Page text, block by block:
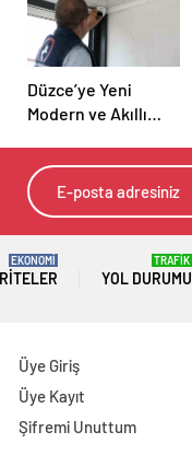
Düzce’ye Yeni
Modern ve Akıllı
EKONOMİ
YOL DURUMU
TRAFİK
Üye Giriş
Üye Kayıt
Şifremi Unuttum